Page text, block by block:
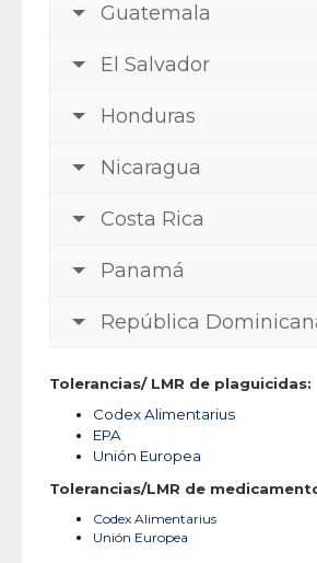
Guatemala
El Salvador
Honduras
Nicaragua
Costa Rica
Panamá
República
Tolerancias/ LMR de plaguicidas:
Codex Alimentarius
EPA
Unión Europea
Tolerancias/LMR de
Codex Alimentarius
Unión Europea